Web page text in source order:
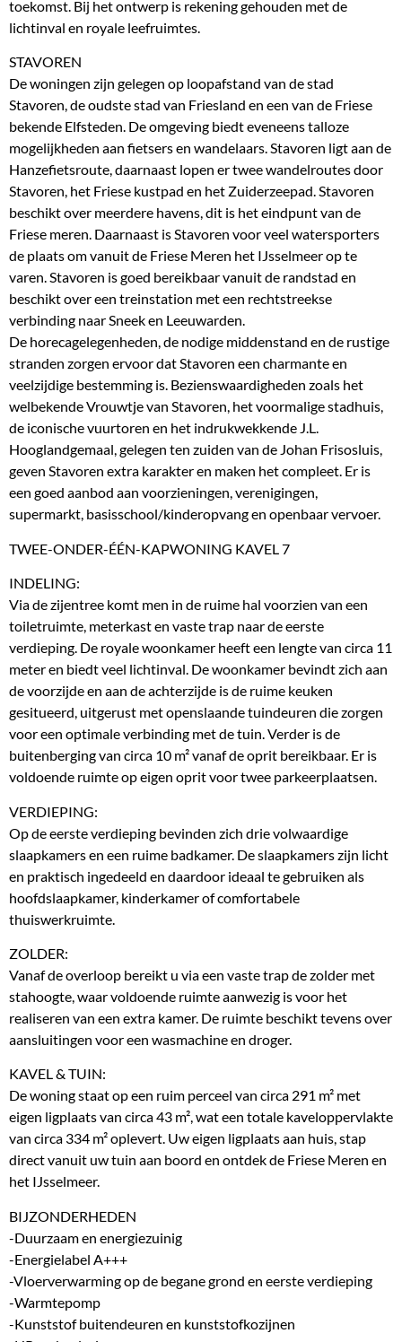
toekomst. Bij het ontwerp is rekening gehouden met de
lichtinval en royale leefruimtes.
STAVOREN
De woningen zijn gelegen op loopafstand van de stad
Stavoren, de oudste stad van Friesland en een van de Friese
bekende Elfsteden. De omgeving biedt eveneens talloze
mogelijkheden aan fietsers en wandelaars. Stavoren ligt aan de
Hanzefietsroute, daarnaast lopen er twee wandelroutes door
Stavoren, het Friese kustpad en het Zuiderzeepad. Stavoren
beschikt over meerdere havens, dit is het eindpunt van de
Friese meren. Daarnaast is Stavoren voor veel watersporters
de plaats om vanuit de Friese Meren het IJsselmeer op te
varen. Stavoren is goed bereikbaar vanuit de randstad en
beschikt over een treinstation met een rechtstreekse
verbinding naar Sneek en Leeuwarden.
De horecagelegenheden, de nodige middenstand en de rustige
stranden zorgen ervoor dat Stavoren een charmante en
veelzijdige bestemming is. Bezienswaardigheden zoals het
welbekende Vrouwtje van Stavoren, het voormalige stadhuis,
de iconische vuurtoren en het indrukwekkende J.L.
Hooglandgemaal, gelegen ten zuiden van de Johan Frisosluis,
geven Stavoren extra karakter en maken het compleet. Er is
een goed aanbod aan voorzieningen, verenigingen,
supermarkt, basisschool/kinderopvang en openbaar vervoer.
TWEE-ONDER-ÉÉN-KAPWONING KAVEL 7
INDELING:
Via de zijentree komt men in de ruime hal voorzien van een
toiletruimte, meterkast en vaste trap naar de eerste
verdieping. De royale woonkamer heeft een lengte van circa 11
meter en biedt veel lichtinval. De woonkamer bevindt zich aan
de voorzijde en aan de achterzijde is de ruime keuken
gesitueerd, uitgerust met openslaande tuindeuren die zorgen
voor een optimale verbinding met de tuin. Verder is de
buitenberging van circa 10 m² vanaf de oprit bereikbaar. Er is
voldoende ruimte op eigen oprit voor twee parkeerplaatsen.
VERDIEPING:
Op de eerste verdieping bevinden zich drie volwaardige
slaapkamers en een ruime badkamer. De slaapkamers zijn licht
en praktisch ingedeeld en daardoor ideaal te gebruiken als
hoofdslaapkamer, kinderkamer of comfortabele
thuiswerkruimte.
ZOLDER:
Vanaf de overloop bereikt u via een vaste trap de zolder met
stahoogte, waar voldoende ruimte aanwezig is voor het
realiseren van een extra kamer. De ruimte beschikt tevens over
aansluitingen voor een wasmachine en droger.
KAVEL & TUIN:
De woning staat op een ruim perceel van circa 291 m² met
eigen ligplaats van circa 43 m², wat een totale kaveloppervlakte
van circa 334 m² oplevert. Uw eigen ligplaats aan huis, stap
direct vanuit uw tuin aan boord en ontdek de Friese Meren en
het IJsselmeer.
BIJZONDERHEDEN
-Duurzaam en energiezuinig
-Energielabel A+++
-Vloerverwarming op de begane grond en eerste verdieping
-Warmtepomp
-Kunststof buitendeuren en kunststofkozijnen